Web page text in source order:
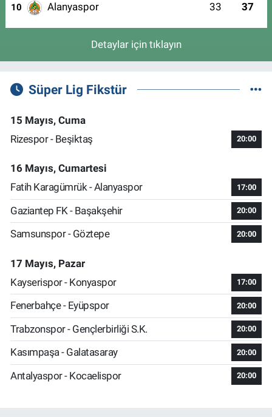
10 Alanyaspor 33 37
Detaylar için tıklayın
Süper Lig Fikstür
15 Mayıs, Cuma
Rizespor - Beşiktaş
20:00
16 Mayıs, Cumartesi
Fatih Karagümrük - Alanyaspor
17:00
Gaziantep FK - Başakşehir 20:00
Samsunspor - Göztepe 20:00
17 Mayıs, Pazar
Kayserispor - Konyaspor
17:00
Fenerbahçe - Eyüpspor 20:00
Trabzonspor - Gençlerbirliği S.K. 20:00
Kasımpaşa - Galatasaray 20:00
Antalyaspor - Kocaelispor 20:00